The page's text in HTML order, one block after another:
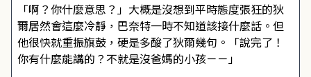
「啊？你什麼意思？」大概是沒想到平時態度張狂的狄
爾居然會這麼冷靜，巴奈特一時不知道該接什麼話。但
他很快就重振旗鼓，硬是多酸了狄爾幾句。「說完了！
你有什麼能講的？不就是沒爸媽的小孩－－」